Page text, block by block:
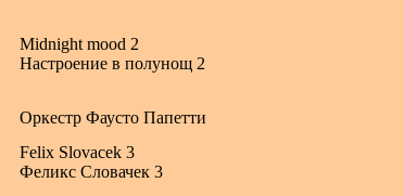
Midnight mood 2
Настроение в полунощ 2
Оркестр Фаусто Папетти
Felix Slovacek 3
Феликс Словачек 3